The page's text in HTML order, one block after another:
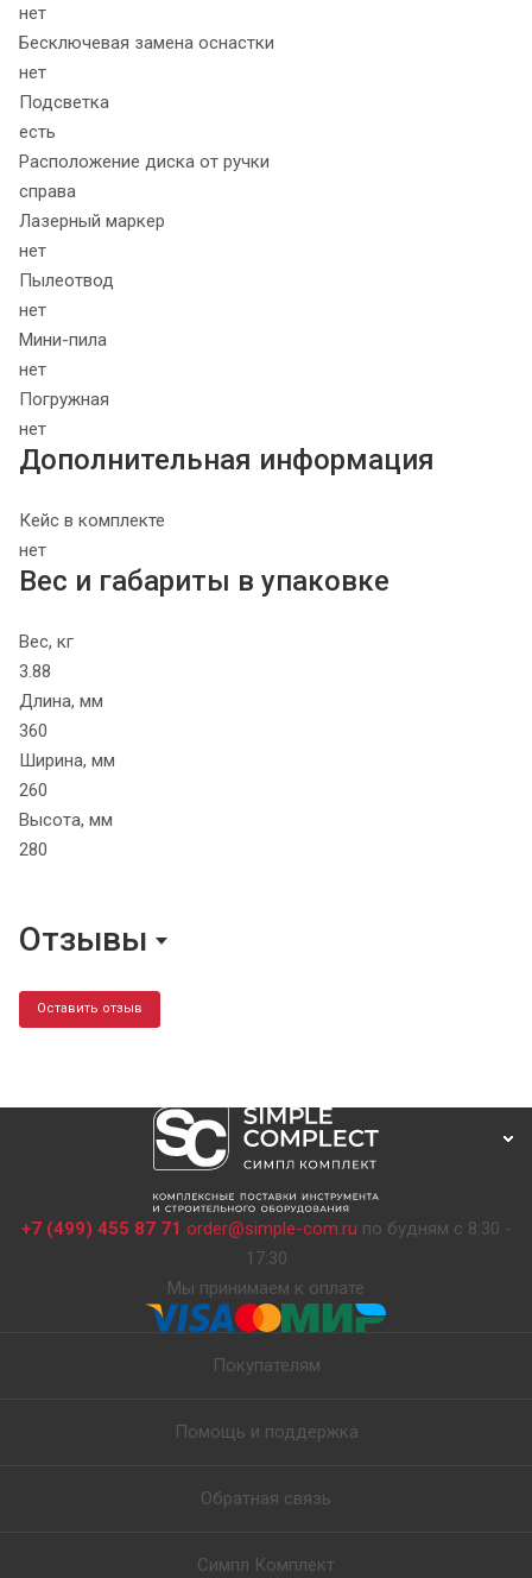
нет
Бесключевая замена оснастки
нет
Подсветка
есть
Расположение диска от ручки
справа
Лазерный маркер
нет
Пылеотвод
нет
Мини-пила
нет
Погружная
нет
Дополнительная информация
Кейс в комплекте
нет
Вес и габариты в упаковке
Вес, кг
3.88
Длина, мм
360
Ширина, мм
260
Высота, мм
280
Отзывы
Оставить отзыв
+7 (499) 455 87 71 order@simple-com.ru по будням с 8:30 -
17:30
Мы принимаем к оплате
Покупателям
Помощь и поддержка
Обратная связь
Симпл Комплект